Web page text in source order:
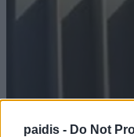
paidis - Do Not